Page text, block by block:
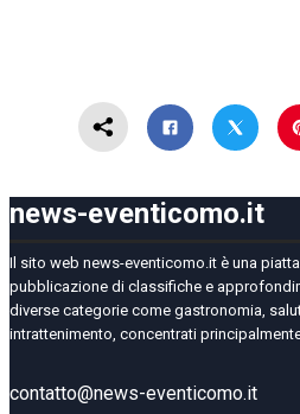
news-eventicomo.it
Il sito web news-eventicomo.it è una
pubblicazione di classifiche e
diverse categorie come gastronomia,
intrattenimento, concentrati
contatto@news-eventicomo.it